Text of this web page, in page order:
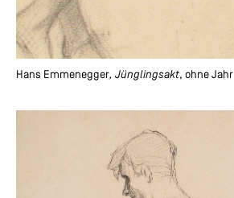
Hans Emmenegger, Jünglingsakt, ohne Jahr